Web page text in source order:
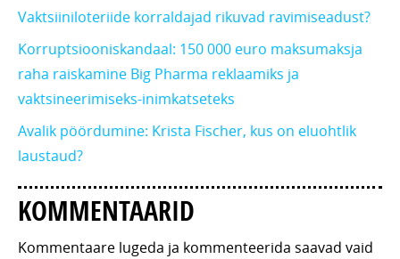
Vaktsiiniloteriide korraldajad rikuvad ravimiseadust?
Korruptsiooniskandaal: 150 000 euro maksumaksja
raha raiskamine Big Pharma reklaamiks ja
vaktsineerimiseks-inimkatseteks
Avalik pöördumine: Krista Fischer, kus on eluohtlik
laustaud?
KOMMENTAARID
Kommentaare lugeda ja kommenteerida saavad vaid